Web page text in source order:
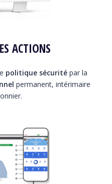
ACTIONS
politique sécurité par la
permanent, intérimaire